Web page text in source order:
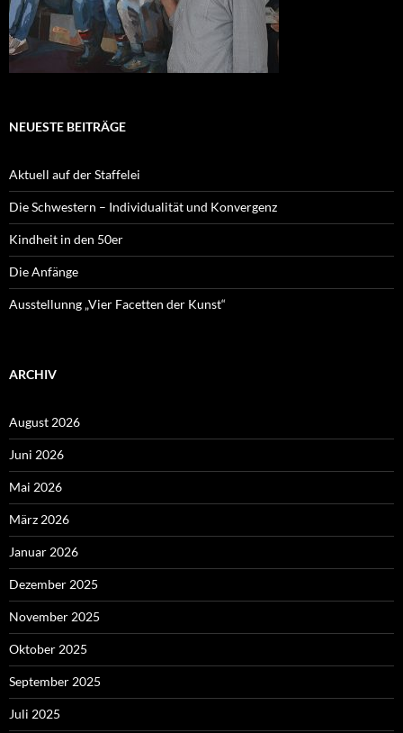
NEUESTE BEITRÄGE
Aktuell auf der Staffelei
Die Schwestern – Individualität und Konvergenz
Kindheit in den 50er
Die Anfänge
Ausstellunng „Vier Facetten der Kunst“
ARCHIV
August 2026
Juni 2026
Mai 2026
März 2026
Januar 2026
Dezember 2025
November 2025
Oktober 2025
September 2025
Juli 2025